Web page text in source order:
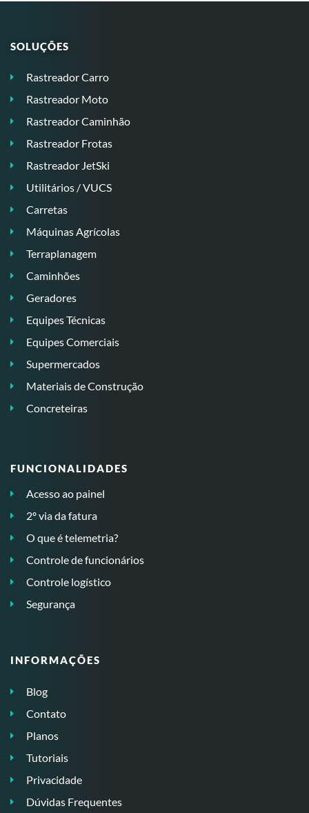
SOLUÇÕES
Rastreador Carro
Rastreador Moto
Rastreador Caminhão
Rastreador Frotas
Rastreador JetSki
Utilitários / VUCS
Carretas
Máquinas Agrícolas
Terraplanagem
Caminhões
Geradores
Equipes Técnicas
Equipes Comerciais
Supermercados
Materiais de Construção
Concreteiras
FUNCIONALIDADES
Acesso ao painel
2º via da fatura
O que é telemetria?
Controle de funcionários
Controle logístico
Segurança
INFORMAÇÕES
Blog
Contato
Planos
Tutoriais
Privacidade
Dúvidas Frequentes